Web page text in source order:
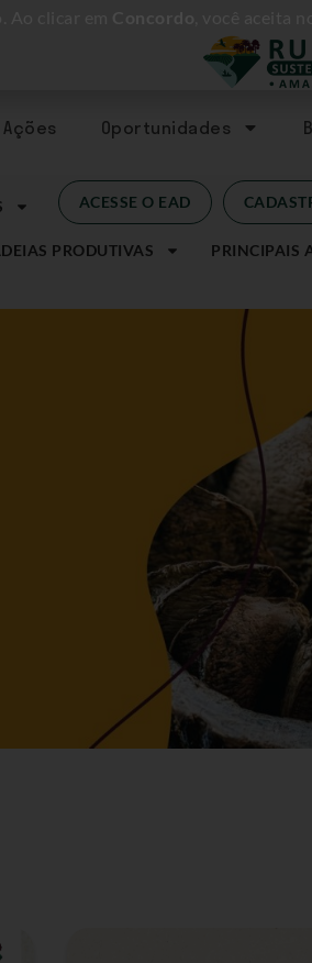
Oportunidades
ACESSE O EAD
PRODUTIVAS PRINCIPAIS
Ao clicar em